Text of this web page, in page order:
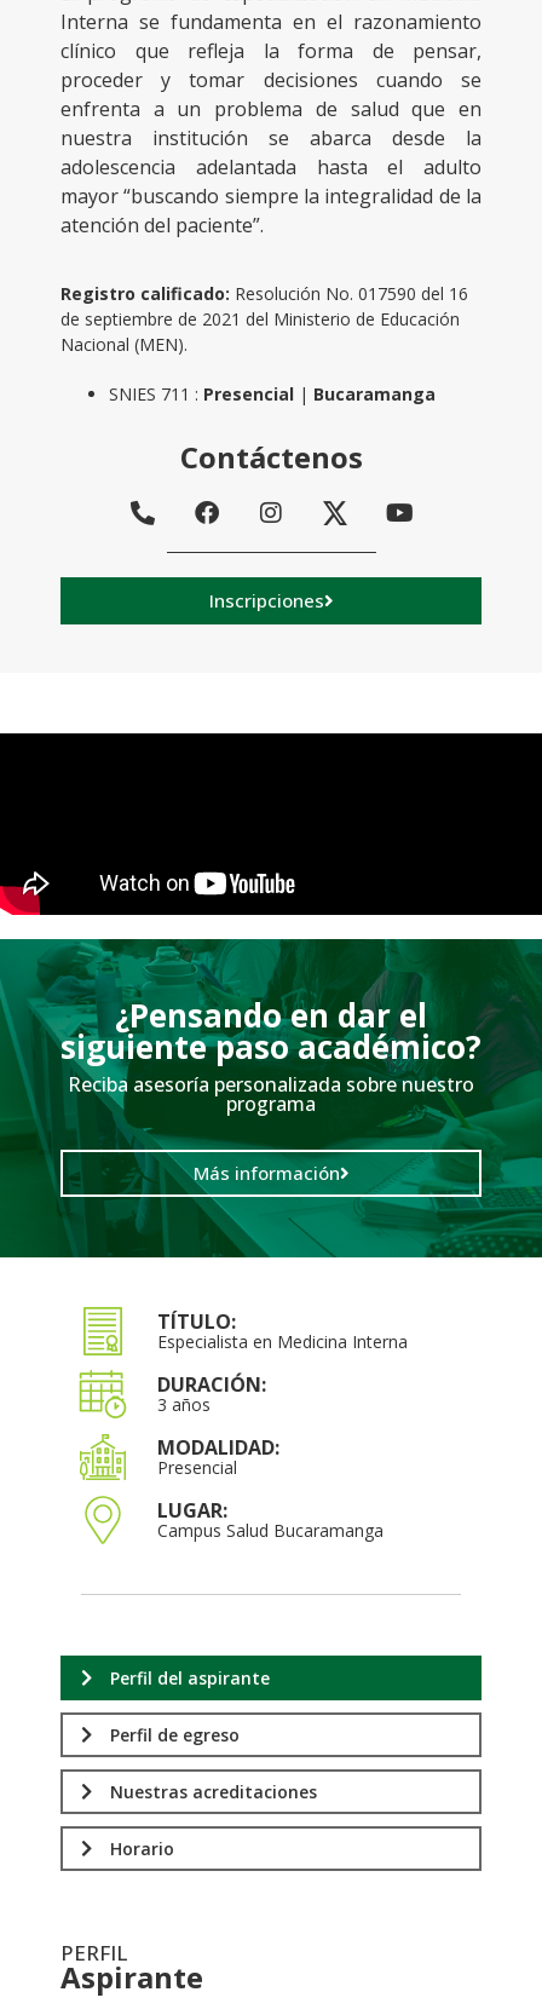
Interna se fundamenta en el razonamiento
clínico que refleja la forma de pensar,
proceder y tomar decisiones cuando se
enfrenta a un problema de salud que en
nuestra institución se abarca desde la
adolescencia adelantada hasta el adulto
mayor “buscando siempre la integralidad de la
atención del paciente”.
Registro calificado: Resolución No. 017590 del 16
de septiembre de 2021 del Ministerio de Educación
Nacional (MEN).
SNIES 711 : Presencial | Bucaramanga
Contáctenos
Inscripciones
¿Pensando en dar el
siguiente paso académico?
Reciba asesoría personalizada sobre nuestro
programa
Más información
TÍTULO:
Especialista en Medicina Interna
DURACIÓN:
3 años
MODALIDAD:
Presencial
LUGAR:
Campus Salud Bucaramanga
Perfil del aspirante
Perfil de egreso
Nuestras acreditaciones
Horario
PERFIL
Aspirante